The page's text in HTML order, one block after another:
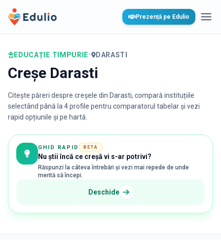
Edulio Prezență pe Edulio
EDUCAȚIE TIMPURIE• DARASTI
Creșe Darasti
Citește păreri despre creșele din Darasti, compară instituțiile
selectând până la 4 profile pentru comparatorul tabelar și vezi
rapid opțiunile și pe hartă.
GHID RAPID BETA
Nu știi încă ce creșă vi s-ar potrivi?
Răspunzi la câteva întrebări și vezi mai repede de unde
merită să începi.
Deschide